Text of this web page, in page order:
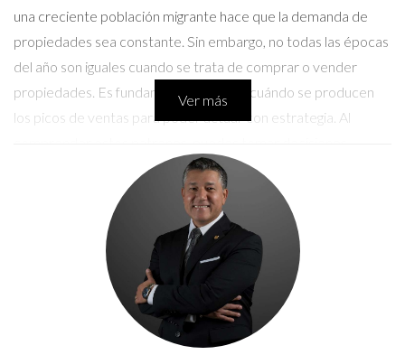
una creciente población migrante hace que la demanda de
propiedades sea constante. Sin embargo, no todas las épocas
del año son iguales cuando se trata de comprar o vender
propiedades. Es fundamental conocer cuándo se producen
los picos de ventas para poder actuar con estrategia. Al
informadas que te ayuden a obtener el mejor retorno de tu
Tendencias del Mercado Inmobiliario en
El mercado inmobiliario en Florida está influenciado por varios
factores que determinan cuándo se registran las mayores
ventas de propiedades. Algunos de estos factores incluyen la
Ver más